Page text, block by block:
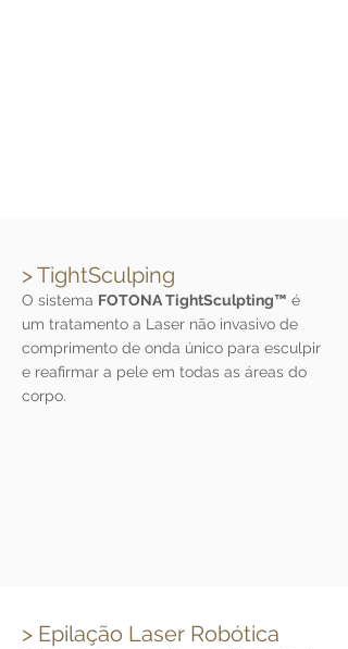
> TightSculping
O sistema FOTONA TightSculpting™ é
um tratamento a Laser não invasivo de
comprimento de onda único para esculpir
e reafirmar a pele em todas as áreas do
corpo.
> Epilação Laser Robótica